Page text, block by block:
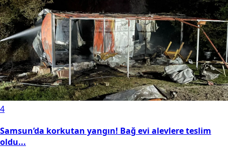
4
Samsun’da korkutan yangın! Bağ evi alevlere teslim
oldu...